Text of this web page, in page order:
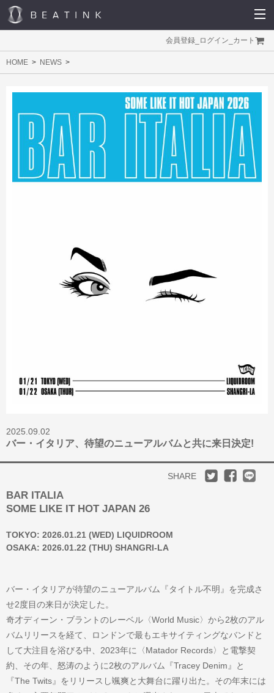
会員登録 ログイン カート
HOME NEWS
2025.09.02
バー・イタリア、待望のニューアルバムと共に来日決定!
SHARE
BAR ITALIA
SOME LIKE IT HOT JAPAN 26
TOKYO: 2026.01.21 (WED) LIQUIDROOM
OSAKA: 2026.01.22 (THU) SHANGRI-LA
バー・イタリアが待望のニューアルバム『タイトル不明』を完成さ
せ2度目の来日が決定した。
奇才ディーン・ブラントのレーベル〈World Music〉から2枚のアル
バムリリースを経て、ロンドンで最もエキサイティングなバンドと
して大注目を浴びる中、2023年に〈Matador Records〉と電撃契
約、その年、怒涛のように2枚のアルバム『Tracey Denim』と
『The Twits』をリリースし颯爽と大舞台に躍り出た。その年末には